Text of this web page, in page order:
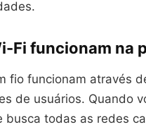
Fi funcionam na
fio funcionam através
de usuários. Quando
busca todas as redes